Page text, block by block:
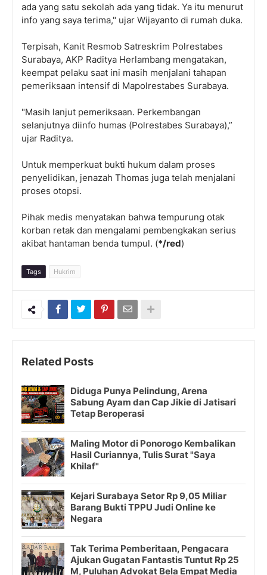
ada yang satu sekolah ada yang tidak. Ya itu menurut
info yang saya terima," ujar Wijayanto di rumah duka.
Terpisah, Kanit Resmob Satreskrim Polrestabes
Surabaya, AKP Raditya Herlambang mengatakan,
keempat pelaku saat ini masih menjalani tahapan
pemeriksaan intensif di Mapolrestabes Surabaya.
"Masih lanjut pemeriksaan. Perkembangan
selanjutnya diinfo humas (Polrestabes Surabaya),”
ujar Raditya.
Untuk memperkuat bukti hukum dalam proses
penyelidikan, jenazah Thomas juga telah menjalani
proses otopsi.
Pihak medis menyatakan bahwa tempurung otak
korban retak dan mengalami pembengkakan serius
akibat hantaman benda tumpul. (*/red)
Tags Hukrim
Related Posts
Diduga Punya Pelindung, Arena
Sabung Ayam dan Cap Jikie di Jatisari
Tetap Beroperasi
Maling Motor di Ponorogo Kembalikan
Hasil Curiannya, Tulis Surat "Saya
Khilaf"
Kejari Surabaya Setor Rp 9,05 Miliar
Barang Bukti TPPU Judi Online ke
Negara
Tak Terima Pemberitaan, Pengacara
Ajukan Gugatan Fantastis Tuntut Rp 25
M, Puluhan Advokat Bela Empat Media